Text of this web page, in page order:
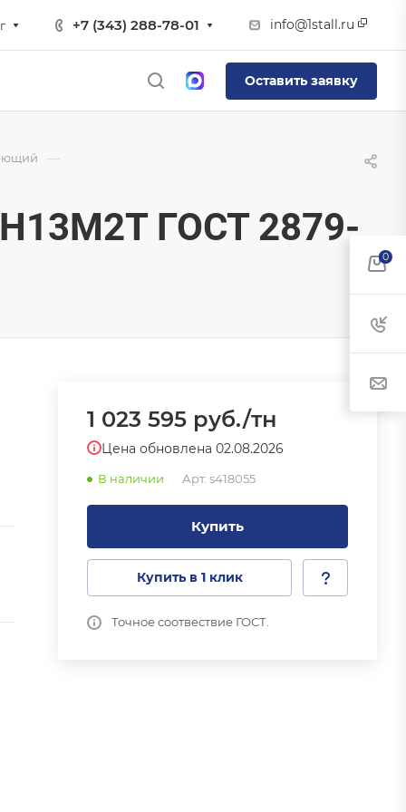
+7 (343) 288-78-01 info@1stall.ru
Оставить заявку
—
ГОСТ 2879-
1 023 595 руб./тн
Цена обновлена 02.08.2026
В наличии Арт. s418055
Купить
Купить в 1 клик
Точное соотвествие ГОСТ.
0